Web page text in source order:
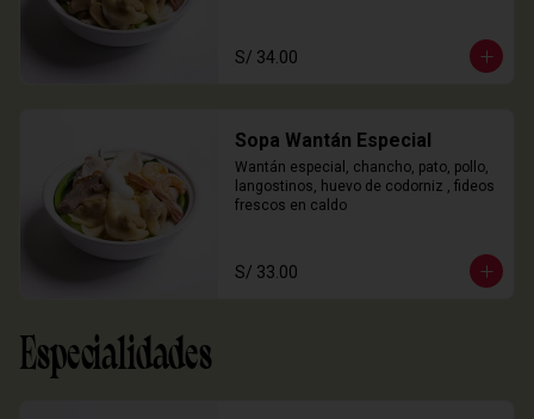
S/ 34.00
Sopa Wantán Especial
Wantán especial, chancho, pato, pollo,
langostinos, huevo de codorniz , fideos
frescos en caldo
S/ 33.00
Especialidades